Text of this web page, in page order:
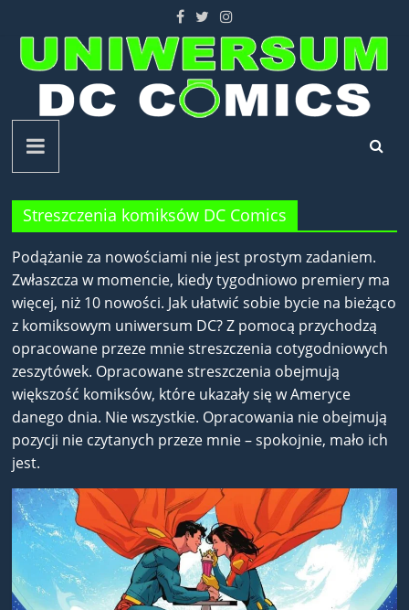
content
Uniwersum
DC
Comics
Streszczenia komiksów DC Comics
Podążanie za nowościami nie jest prostym zadaniem.
Zwłaszcza w momencie, kiedy tygodniowo premiery ma
więcej, niż 10 nowości. Jak ułatwić sobie bycie na bieżąco
z komiksowym uniwersum DC? Z pomocą przychodzą
opracowane przeze mnie streszczenia cotygodniowych
zeszytówek. Opracowane streszczenia obejmują
większość komiksów, które ukazały się w Ameryce
danego dnia. Nie wszystkie. Opracowania nie obejmują
pozycji nie czytanych przeze mnie – spokojnie, mało ich
jest.